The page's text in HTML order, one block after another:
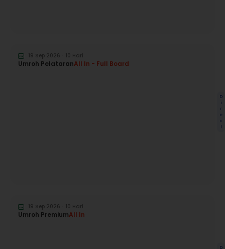
19 Sep 2026 10 Hari
Umroh PelataranAll In - Full Board
D
i
r
e
c
t
19 Sep 2026 10 Hari
Umroh PremiumAll In
D